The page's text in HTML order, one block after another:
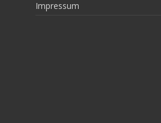
Impressum